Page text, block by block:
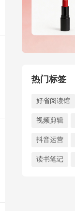
热门标签
好省阅读馆
视频剪辑
抖音运营
读书笔记